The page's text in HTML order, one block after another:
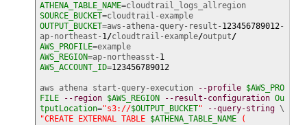
ATHENA_TABLE_NAME
=cloudtrail_logs_allregion
SOURCE_BUCKET
=cloudtrail-example
OUTPUT_BUCKET=aws-athena-query-result- 123456789012-
ap-northeast- 1/cloudtrail-example/output/
AWS_PROFILE
=example
AWS_REGION=ap-northeasst- 1
AWS_ACCOUNT_ID=123456789012
aws athena start-query-execution --profile $AWS_PRO
FILE
--region $AWS_REGION --result-configuration Ou
tputLocation="s3://$OUTPUT_BUCKET" --query-string
"CREATE EXTERNAL TABLE $ATHENA_TABLE_NAME (